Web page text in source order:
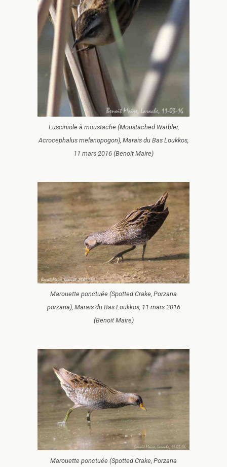
Lusciniole à moustache (Moustached Warbler,
Acrocephalus melanopogon), Marais du Bas Loukkos,
11 mars 2016 (Benoit Maire)
Marouette ponctuée (Spotted Crake, Porzana
porzana), Marais du Bas Loukkos, 11 mars 2016
(Benoit Maire)
Marouette ponctuée (Spotted Crake, Porzana